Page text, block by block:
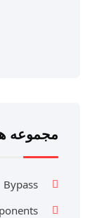
مجموعه ها
Bypass